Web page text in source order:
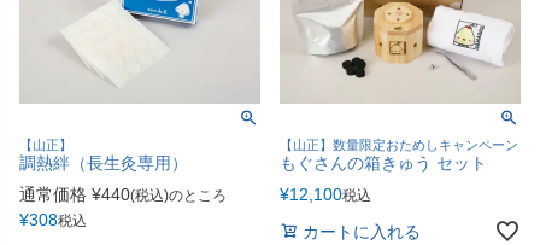
【山正】
調熱絆（長生灸専用）
通常価格 ¥440(税込)のところ
¥308税込
【山正】数量限定おためしキャンペーン
もぐさんの箱きゅう セット
¥12,100税込
カートに入れる